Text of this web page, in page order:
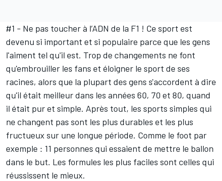
#1 - Ne pas toucher à l’ADN de la F1 ! Ce sport est
devenu si important et si populaire parce que les gens
l'aiment tel qu'il est. Trop de changements ne font
qu'embrouiller les fans et éloigner le sport de ses
racines, alors que la plupart des gens s'accordent à dire
qu'il était meilleur dans les années 60, 70 et 80, quand
il était pur et simple. Après tout, les sports simples qui
ne changent pas sont les plus durables et les plus
fructueux sur une longue période. Comme le foot par
exemple : 11 personnes qui essaient de mettre le ballon
dans le but. Les formules les plus faciles sont celles qui
réussissent le mieux.